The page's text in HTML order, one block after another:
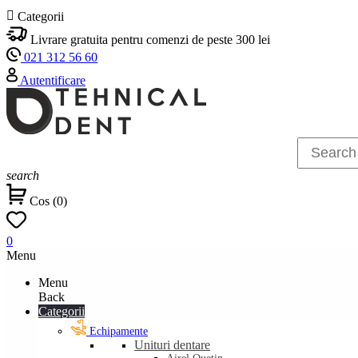
 Categorii
Livrare gratuita pentru comenzi de peste 300 lei
021 312 56 60
Autentificare
search
Cos (0)
0
Menu
Menu
Back
Categorii
Echipamente
Unituri dentare